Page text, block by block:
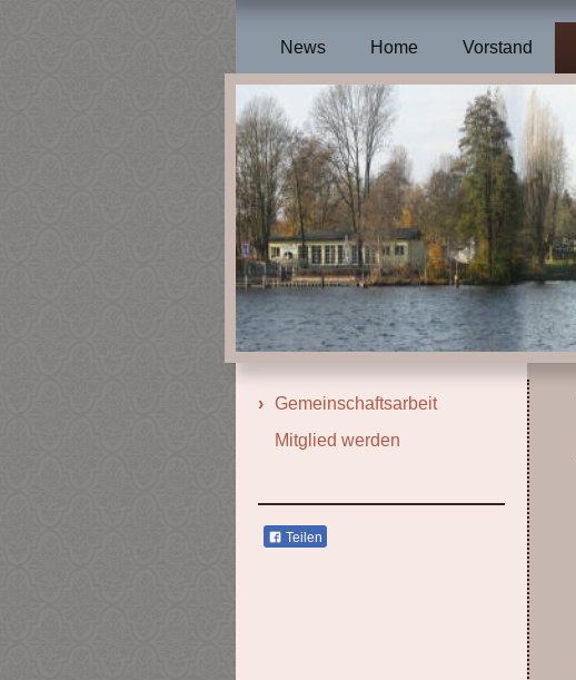
News Home Vorstand
Gemeinschaftsarbeit
Mitglied werden
Teilen